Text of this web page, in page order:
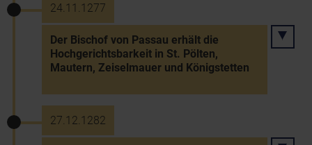
24.11.1277
Der Bischof von Passau erhält die
Hochgerichtsbarkeit in St. Pölten,
Mautern, Zeiselmauer und Königstetten
27.12.1282